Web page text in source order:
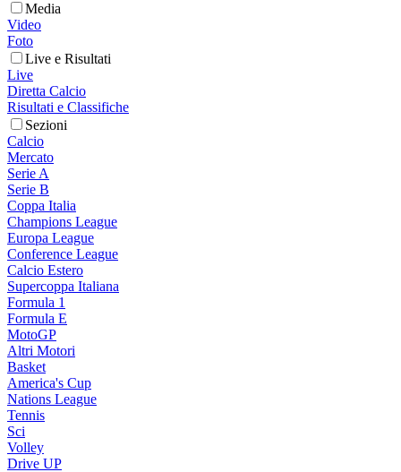
Media
Video
Foto
Live e Risultati
Live
Diretta Calcio
Risultati e Classifiche
Sezioni
Calcio
Mercato
Serie A
Serie B
Coppa Italia
Champions League
Europa League
Conference League
Calcio Estero
Supercoppa Italiana
Formula 1
Formula E
MotoGP
Altri Motori
Basket
America's Cup
Nations League
Tennis
Sci
Volley
Drive UP